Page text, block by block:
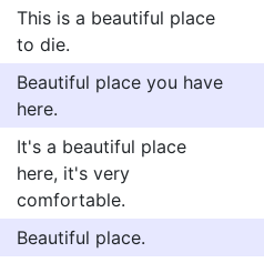
This is a beautiful place
to die.
Beautiful place you have
here.
It's a beautiful place
here, it's very
comfortable.
Beautiful place.